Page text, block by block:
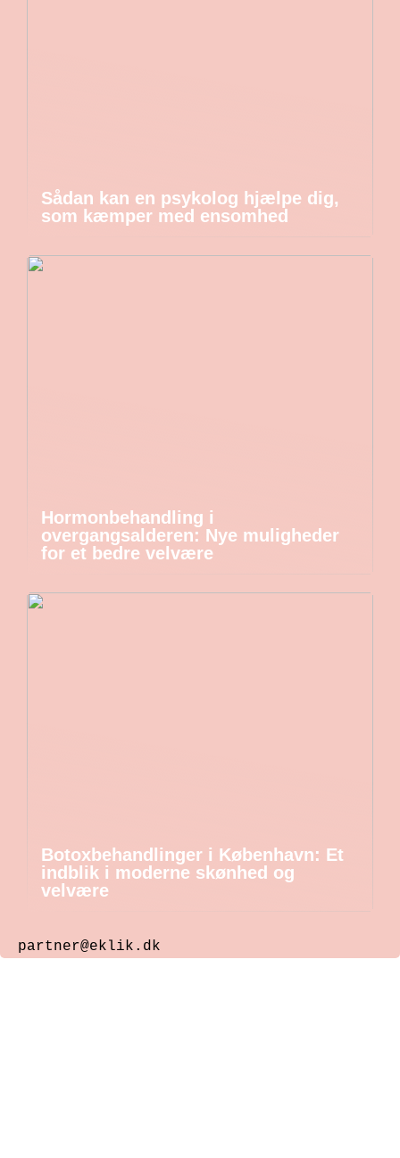
Sådan kan en psykolog hjælpe dig,
som kæmper med ensomhed
Hormonbehandling i
overgangsalderen: Nye muligheder
for et bedre velvære
Botoxbehandlinger i København: Et
indblik i moderne skønhed og
velvære
partner@eklik.dk